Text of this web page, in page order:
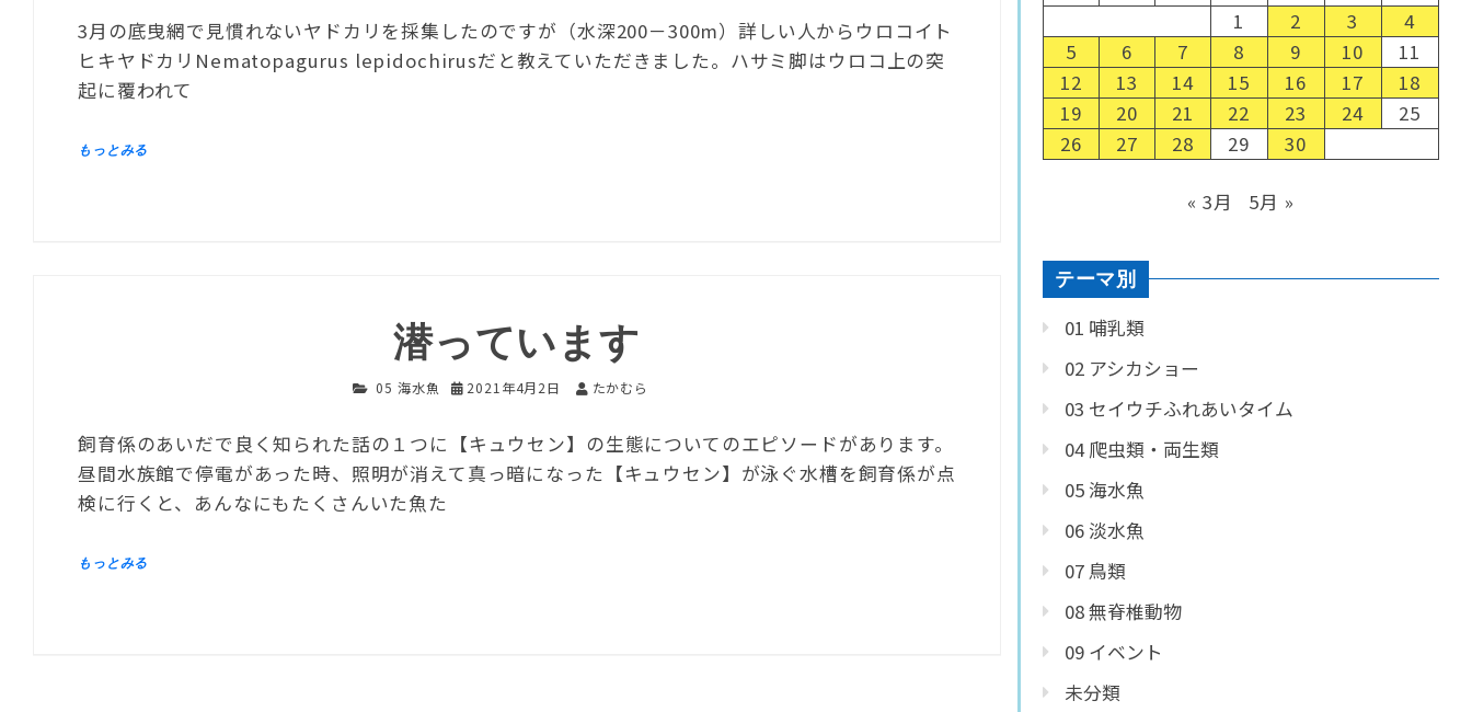
3月の底曳網で見慣れないヤドカリを採集したのですが（水深200－300m）詳しい人からウロコイト
ヒキヤドカリNematopagurus lepidochirusだと教えていただきました。ハサミ脚はウロコ上の突
起に覆われて
潜っています
05 海水魚 2021年4月2日 たかむら
飼育係のあいだで良く知られた話の１つに【キュウセン】の生態についてのエピソードがあります。
昼間水族館で停電があった時、照明が消えて真っ暗になった【キュウセン】が泳ぐ水槽を飼育係が点
検に行くと、あんなにもたくさんいた魚た
1
2 3
4
5
6 7 8 9 10
11
12
13 14 15 16 17
18
19
20 21 22 23 24
25
26
27 28 29 30
« 3月 5月 »
テーマ別
01 哺乳類
02 アシカショー
03 セイウチふれあいタイム
04 爬虫類・両生類
05 海水魚
06 淡水魚
07 鳥類
08 無脊椎動物
09 イベント
未分類